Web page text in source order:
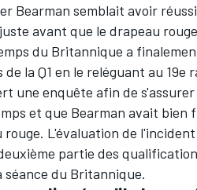
Bearman semblait avoir
avant que le drapeau
du Britannique a
de la Q1 en le reléguant au 19e
une enquête afin de
et que Bearman avait bien
L'évaluation de
partie des
du Britannique.